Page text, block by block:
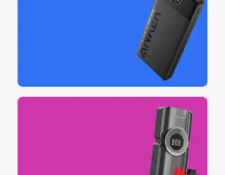
خرید کنید
پاوربانک
بدون شارژ نمون!!
خرید کنید